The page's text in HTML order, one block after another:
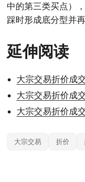
中的第三类买点）
踩时形成底分型并
延伸阅读
大宗交易折价成
大宗交易折价成
大宗交易折价成
大宗交易 折价